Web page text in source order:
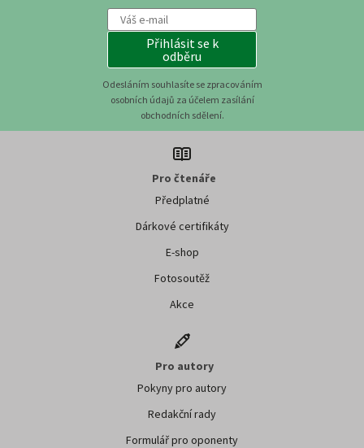
Přihlásit se k
odběru
Odesláním souhlasíte se zpracováním
osobních údajů za účelem zasílání
obchodních sdělení.
Pro čtenáře
Předplatné
Dárkové certifikáty
E-shop
Fotosoutěž
Akce
Pro autory
Pokyny pro autory
Redakční rady
Formulář pro oponenty